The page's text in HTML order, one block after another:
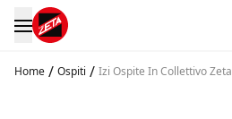
Home / Ospiti / Izi Ospite In Collettivo Zeta